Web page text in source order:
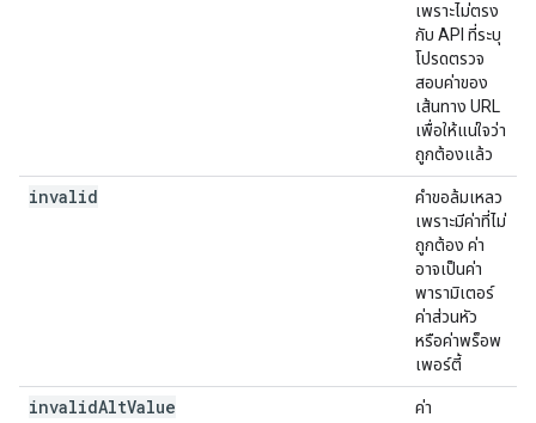
เพราะไม่ตรง
กับ API ที่ระบุ
โปรดตรวจ
สอบค่าของ
เส้นทาง URL
เพื่อให้แน่ใจว่า
ถูกต้องแล้ว
invalid
คำขอล้มเหลว
เพราะมีค่าที่ไม่
ถูกต้อง ค่า
อาจเป็นค่า
พารามิเตอร์
ค่าส่วนหัว
หรือค่าพร็อพ
เพอร์ตี้
invalidAltValue
ค่า